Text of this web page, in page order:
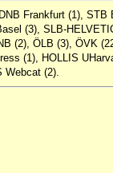
Frankfurt (1), STB
(3), SLB-
(2), ÖLB (3), ÖVK
(1), HOLLIS
Webcat (2).